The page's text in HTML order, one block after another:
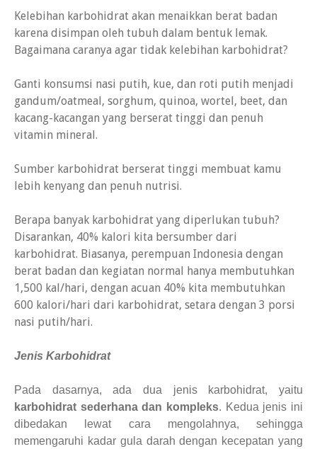
Kelebihan karbohidrat akan menaikkan berat badan
karena disimpan oleh tubuh dalam bentuk lemak.
Bagaimana caranya agar tidak kelebihan karbohidrat?
Ganti konsumsi nasi putih, kue, dan roti putih menjadi
gandum/oatmeal, sorghum, quinoa, wortel, beet, dan
kacang-kacangan yang berserat tinggi dan penuh
vitamin mineral.
Sumber karbohidrat berserat tinggi membuat kamu
lebih kenyang dan penuh nutrisi.
Berapa banyak karbohidrat yang diperlukan tubuh?
Disarankan, 40% kalori kita bersumber dari
karbohidrat. Biasanya, perempuan Indonesia dengan
berat badan dan kegiatan normal hanya membutuhkan
1,500 kal/hari, dengan acuan 40% kita membutuhkan
600 kalori/hari dari karbohidrat, setara dengan 3 porsi
nasi putih/hari.
Jenis Karbohidrat
Pada dasarnya, ada dua jenis karbohidrat, yaitu
karbohidrat sederhana dan kompleks. Kedua jenis ini
dibedakan lewat cara mengolahnya, sehingga
memengaruhi kadar gula darah dengan kecepatan yang